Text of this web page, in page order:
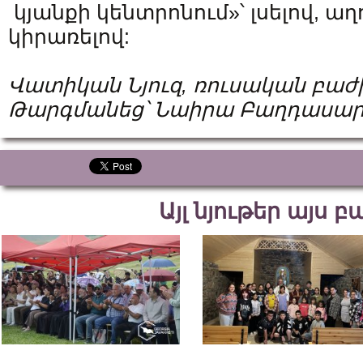
կյանքի կենտրոնում»՝ լսելով,
կիրառելով:
Վատիկան Նյուզ, ռուսական
Թարգմանեց՝ Նաիրա
Այլ նյութեր այս